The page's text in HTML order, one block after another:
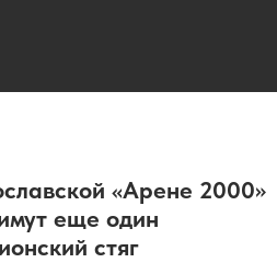
«Арене 2000»
еще один
стяг